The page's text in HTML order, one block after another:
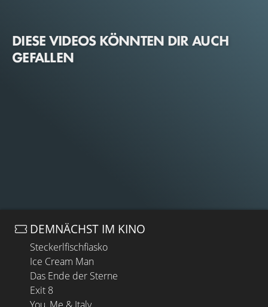
DIESE VIDEOS KÖNNTEN DIR AUCH
GEFALLEN
DEMNÄCHST IM KINO
Steckerlfischfiasko
Ice Cream Man
Das Ende der Sterne
Exit 8